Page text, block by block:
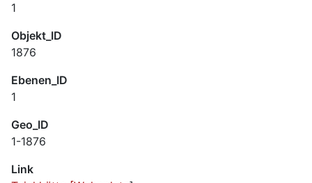
1
Objekt_ID
1876
Ebenen_ID
1
Geo_ID
1-1876
Link